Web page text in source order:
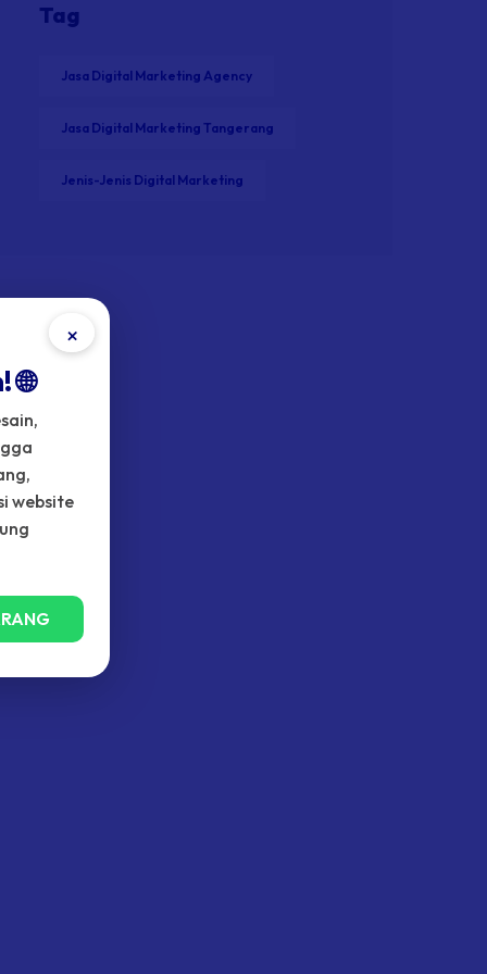
×
🌐
website
Tag
Jasa Digital Marketing Agency
Jasa Digital Marketing Tangerang
Jenis-Jenis Digital Marketing